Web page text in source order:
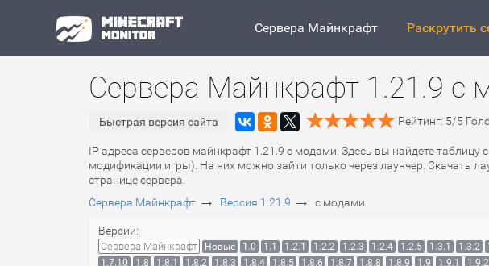
Сервера Майнкрафт Раскрутить
Сервера Майнкрафт 1.21.9 с
Быстрая версия сайта Рейтинг: 5/5
IP адреса серверов майнкрафт 1.21.9 с модами. Здесь вы найдете таблицу с
модификации игры). На них можно зайти только через лаунчер. Скачать
странице сервера.
Сервера Майнкрафт → Версия 1.21.9 → с модами
Версии:
Сервера Майнкрафт Новые 1.0 1.1 1.2.1 1.2.2 1.2.3 1.2.4 1.2.5 1.3.1 1.3.2
1.7.10
1.8 1.8.1 1.8.2 1.8.3 1.8.4 1.8.5 1.8.6 1.8.7 1.8.8 1.8.9 1.9 1.9.1 1.9.2